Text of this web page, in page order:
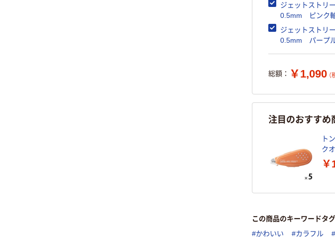
ジェットスト
0.5mm ピンク
鉛筆uni オリジナ
ジェットスト
0.5mm パープ
総額： ￥1,090 （
注目のおすすめ
ト
ク
￥
この商品のキーワードタグ
#かわいい #カラフル